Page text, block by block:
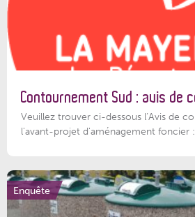
Contournement Sud : avis de
Veuillez trouver ci-dessous l’Avis de
l'avant-projet d'aménagement foncier
Enquête